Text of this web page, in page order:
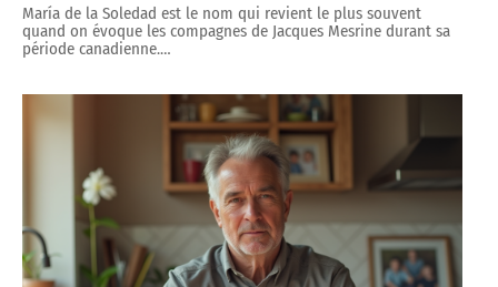
María de la Soledad est le nom qui revient le plus souvent
quand on évoque les compagnes de Jacques Mesrine durant sa
période canadienne.…